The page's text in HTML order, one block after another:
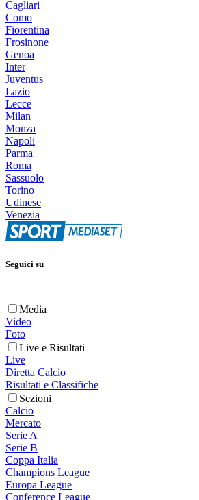
Cagliari
Como
Fiorentina
Frosinone
Genoa
Inter
Juventus
Lazio
Lecce
Milan
Monza
Napoli
Parma
Roma
Sassuolo
Torino
Udinese
Venezia
Seguici su
Media
Video
Foto
Live e Risultati
Live
Diretta Calcio
Risultati e Classifiche
Sezioni
Calcio
Mercato
Serie A
Serie B
Coppa Italia
Champions League
Europa League
Conference League